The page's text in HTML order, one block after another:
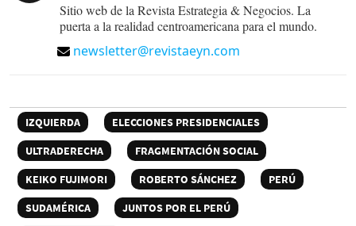
Sitio web de la Revista Estrategia & Negocios. La
puerta a la realidad centroamericana para el mundo.
newsletter@revistaeyn.com
IZQUIERDA
ELECCIONES PRESIDENCIALES
ULTRADERECHA
FRAGMENTACIÓN SOCIAL
KEIKO FUJIMORI
ROBERTO SÁNCHEZ
PERÚ
SUDAMÉRICA
JUNTOS POR EL PERÚ